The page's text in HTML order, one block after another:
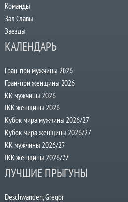
Команды
Зал Славы
Звезды
КАЛЕНДАРЬ
Гран-при мужчины 2026
Гран-при женщины 2026
КК мужчины 2026
IKK женщины 2026
Кубок мира мужчины 2026/27
Кубок мира женщины 2026/27
КК мужчины 2026/27
IKK женщины 2026/27
ЛУЧШИЕ ПРЫГУНЫ
Deschwanden, Gregor